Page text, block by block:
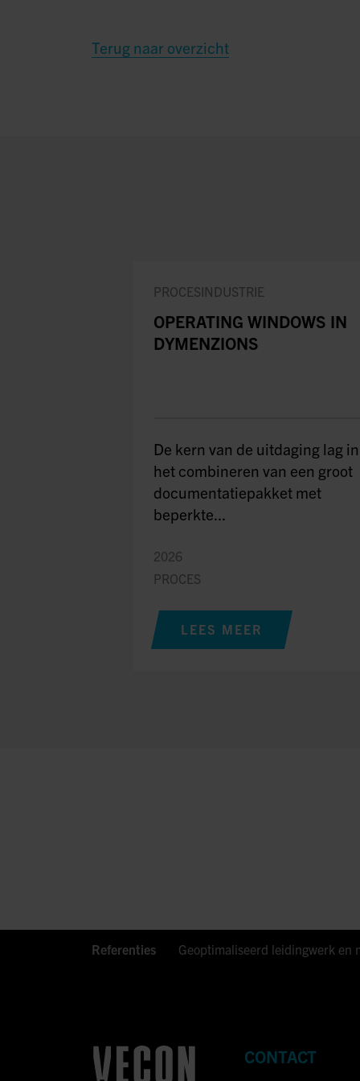
Terug naar overzicht
PROCESINDUSTRIE
OPERATING WINDOWS IN
DYMENZIONS
De kern van de uitdaging lag in
het combineren van een groot
documentatiepakket met
beperkte...
2026
PROCES
LEES MEER
Referenties Geoptimaliseerd leidingwerk en
CONTACT